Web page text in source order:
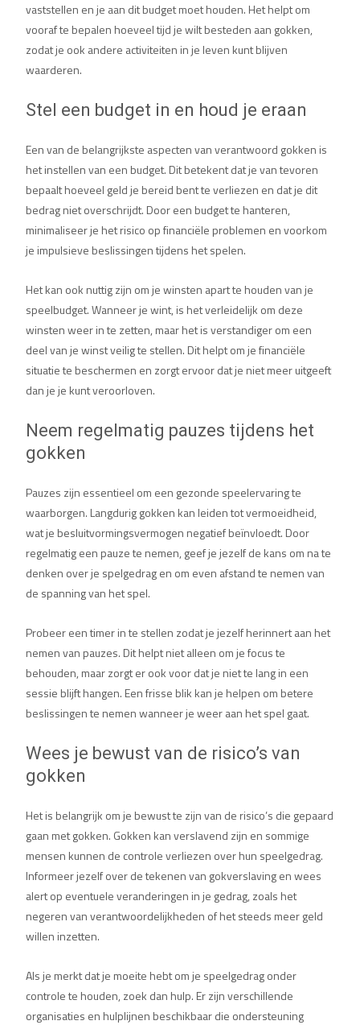
vaststellen en je aan dit budget moet houden. Het helpt om
vooraf te bepalen hoeveel tijd je wilt besteden aan gokken,
zodat je ook andere activiteiten in je leven kunt blijven
waarderen.
Stel een budget in en houd je eraan
Een van de belangrijkste aspecten van verantwoord gokken is
het instellen van een budget. Dit betekent dat je van tevoren
bepaalt hoeveel geld je bereid bent te verliezen en dat je dit
bedrag niet overschrijdt. Door een budget te hanteren,
minimaliseer je het risico op financiële problemen en voorkom
je impulsieve beslissingen tijdens het spelen.
Het kan ook nuttig zijn om je winsten apart te houden van je
speelbudget. Wanneer je wint, is het verleidelijk om deze
winsten weer in te zetten, maar het is verstandiger om een
deel van je winst veilig te stellen. Dit helpt om je financiële
situatie te beschermen en zorgt ervoor dat je niet meer uitgeeft
dan je je kunt veroorloven.
Neem regelmatig pauzes tijdens het
gokken
Pauzes zijn essentieel om een gezonde speelervaring te
waarborgen. Langdurig gokken kan leiden tot vermoeidheid,
wat je besluitvormingsvermogen negatief beïnvloedt. Door
regelmatig een pauze te nemen, geef je jezelf de kans om na te
denken over je spelgedrag en om even afstand te nemen van
de spanning van het spel.
Probeer een timer in te stellen zodat je jezelf herinnert aan het
nemen van pauzes. Dit helpt niet alleen om je focus te
behouden, maar zorgt er ook voor dat je niet te lang in een
sessie blijft hangen. Een frisse blik kan je helpen om betere
beslissingen te nemen wanneer je weer aan het spel gaat.
Wees je bewust van de risico’s van
gokken
Het is belangrijk om je bewust te zijn van de risico’s die gepaard
gaan met gokken. Gokken kan verslavend zijn en sommige
mensen kunnen de controle verliezen over hun speelgedrag.
Informeer jezelf over de tekenen van gokverslaving en wees
alert op eventuele veranderingen in je gedrag, zoals het
negeren van verantwoordelijkheden of het steeds meer geld
willen inzetten.
Als je merkt dat je moeite hebt om je speelgedrag onder
controle te houden, zoek dan hulp. Er zijn verschillende
organisaties en hulplijnen beschikbaar die ondersteuning